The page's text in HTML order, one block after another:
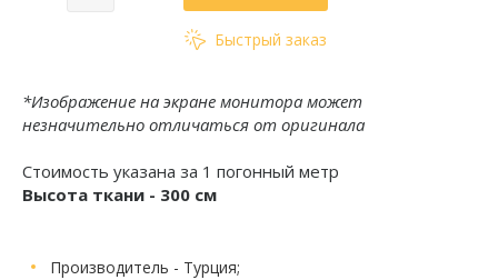
Быстрый заказ
*Изображение на экране монитора может
незначительно отличаться от оригинала
Стоимость указана за 1 погонный метр
Высота ткани - 300 см
Производитель - Турция;